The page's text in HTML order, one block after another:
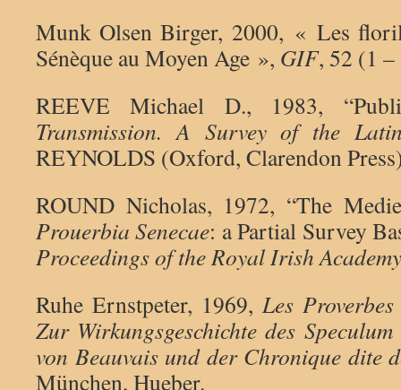
Munk Olsen Birger, 2000, « Les
Sénèque au Moyen Age », GIF, 52 (1
REEVE Michael D., 1983,
Transmission. A Survey of the
REYNOLDS (Oxford, Clarendon
ROUND Nicholas, 1972, “The
Prouerbia Senecae: a Partial Survey
Proceedings of the Royal Irish Academy
Ruhe Ernstpeter, 1969, Les
Zur Wirkungsgeschichte des
von Beauvais und der Chronique dite
München, Hueber.